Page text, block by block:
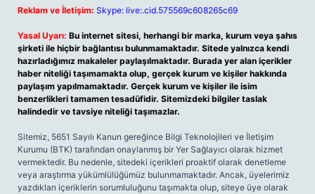
Reklam ve İletişim: Skype: live:.cid.575569c608265c69
Yasal Uyarı: Bu internet sitesi, herhangi bir marka, kurum veya şahıs
şirketi ile hiçbir bağlantısı bulunmamaktadır. Sitede yalnızca kendi
hazırladığımız makaleler paylaşılmaktadır. Burada yer alan içerikler
haber niteliği taşımamakta olup, gerçek kurum ve kişiler hakkında
paylaşım yapılmamaktadır. Gerçek kurum ve kişiler ile isim
benzerlikleri tamamen tesadüfidir. Sitemizdeki bilgiler taslak
halindedir ve tavsiye niteliği taşımazlar.
Sitemiz, 5651 Sayılı Kanun gereğince Bilgi Teknolojileri ve İletişim
Kurumu (BTK) tarafından onaylanmış bir Yer Sağlayıcı olarak hizmet
vermektedir. Bu nedenle, sitedeki içerikleri proaktif olarak denetleme
veya araştırma yükümlülüğümüz bulunmamaktadır. Ancak, üyelerimiz
yazdıkları içeriklerin sorumluluğunu taşımakta olup, siteye üye olarak